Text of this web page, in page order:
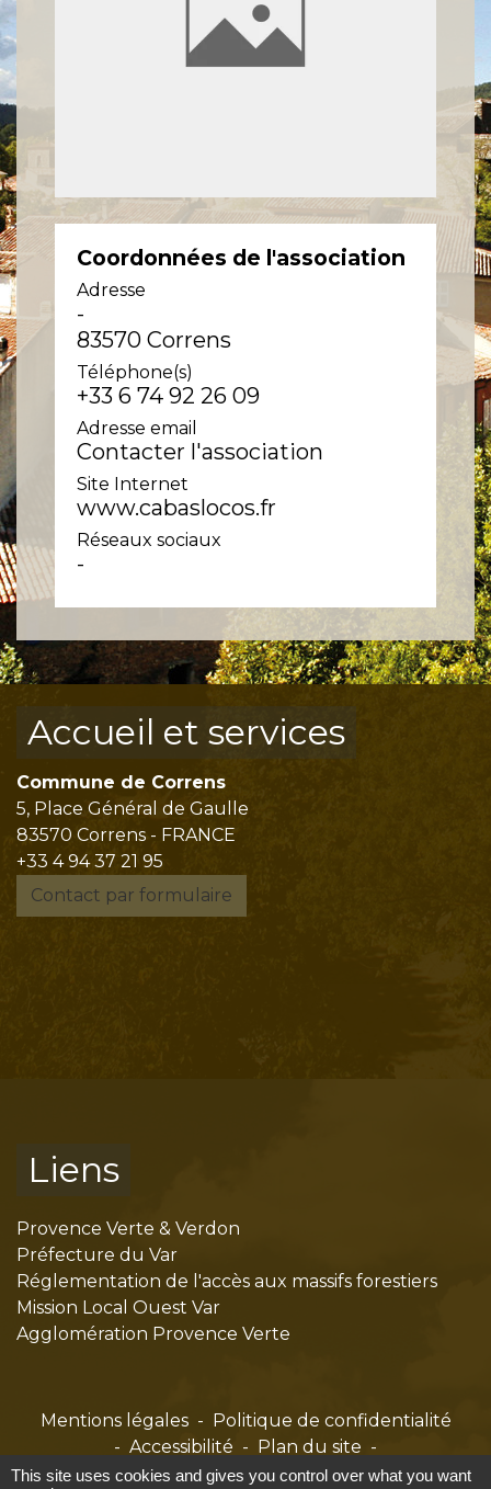
Coordonnées de l'association
Adresse
-
83570 Correns
Téléphone(s)
+33 6 74 92 26 09
Adresse email
Contacter l'association
Site Internet
www.cabaslocos.fr
Réseaux sociaux
-
Accueil et services
Commune de Correns
5, Place Général de Gaulle
83570 Correns - FRANCE
+33 4 94 37 21 95
Contact par formulaire
Liens
Provence Verte & Verdon
Préfecture du Var
Réglementation de l'accès aux massifs forestiers
Mission Local Ouest Var
Agglomération Provence Verte
Mentions légales -
Politique de confidentialité
- Accessibilité - Plan du site -
Gestion des cookies
This site uses cookies and gives you control over what you want